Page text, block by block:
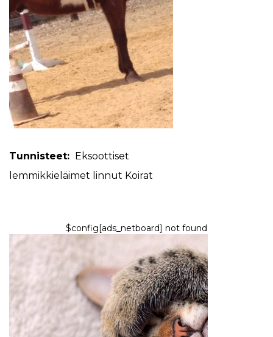
Tunnisteet: Eksoottiset
lemmikkieläimet linnut Koirat
$config[ads_netboard] not found